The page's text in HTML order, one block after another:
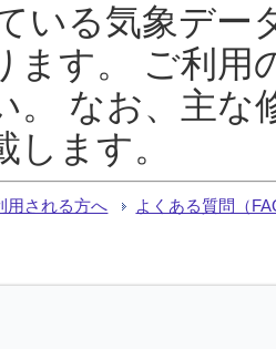
いる気象デー
ます。 ご利用
。 なお、主な
します。
用される方へ よくある質問（